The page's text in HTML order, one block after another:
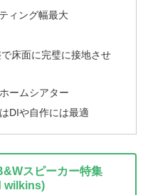
ィング幅最大
床面に完璧に接地させ
ームシアター
DIや自作には最適
スピーカー特集
wilkins)